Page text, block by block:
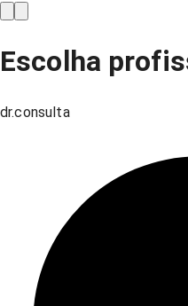
Escolha
dr.consulta